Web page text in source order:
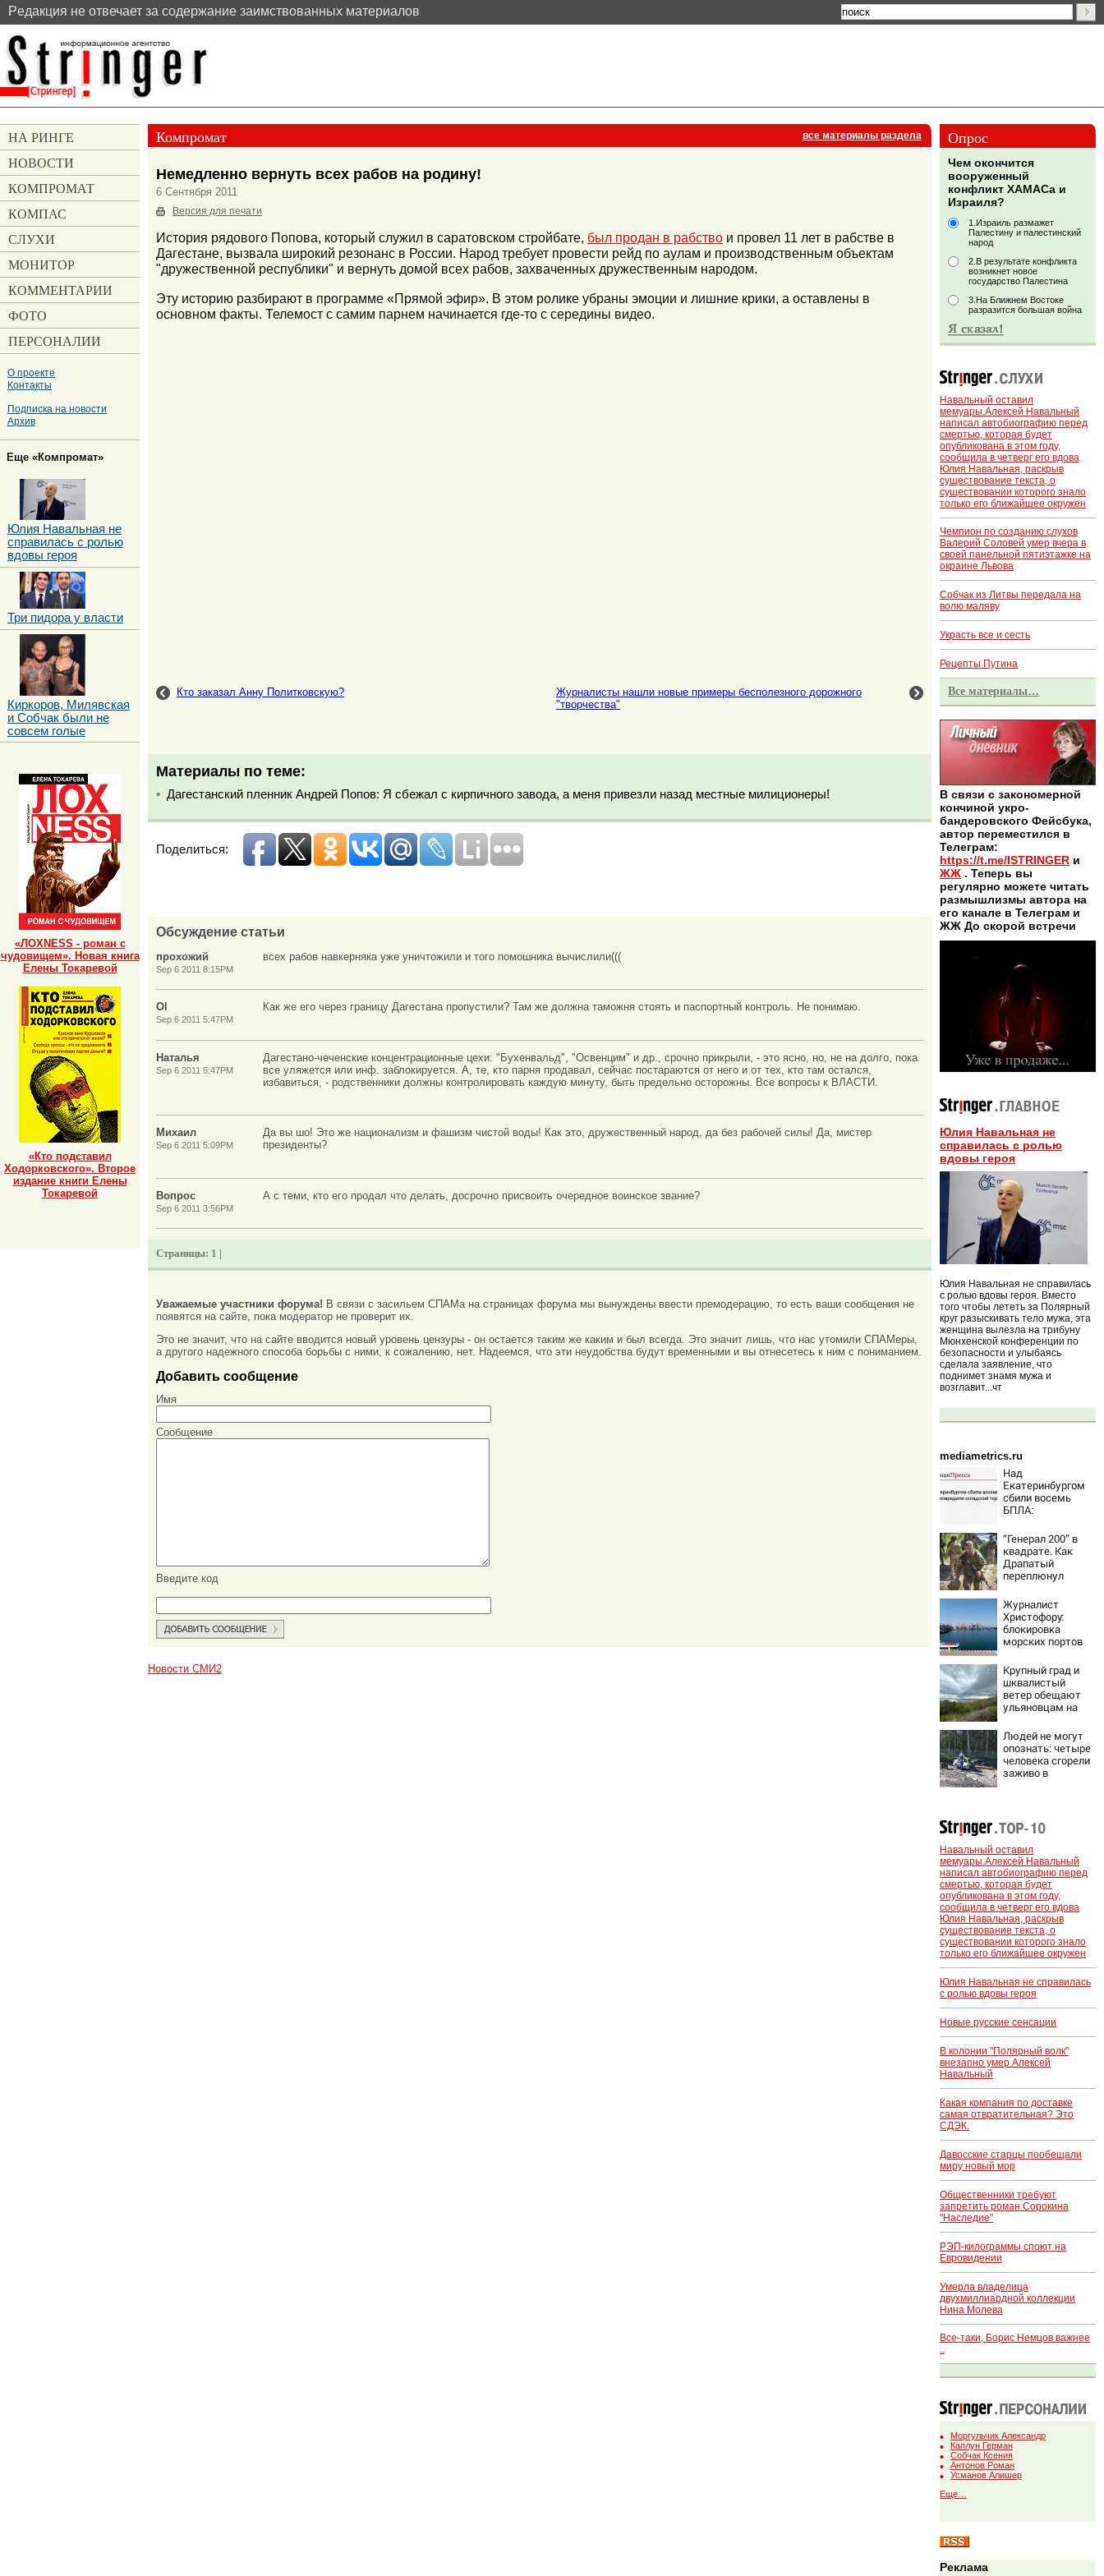
Pедакция не отвечает за содержание заимствованных материалов
Компромат все материалы раздела
Немедленно вернуть всех рабов на родину!
6 Сентября 2011
Версия для печати
История рядового Попова, который служил в саратовском стройбате, был продан в рабство и провел 11 лет в рабстве в
Дагестане, вызвала широкий резонанс в России. Народ требует провести рейд по аулам и производственным объектам
"дружественной республики" и вернуть домой всех рабов, захваченных дружественным народом.
Эту историю разбирают в программе «Прямой эфир». В этом ролике убраны эмоции и лишние крики, а оставлены в
основном факты. Телемост с самим парнем начинается где-то с середины видео.
Кто заказал Анну Политковскую?
Журналисты нашли новые примеры бесполезного дорожного
"творчества"
Материалы по теме:
Дагестанский пленник Андрей Попов: Я сбежал с кирпичного завода, а меня привезли назад местные милиционеры!
Поделиться:
Обсуждение статьи
прохожий
Sep 6 2011 8:15PM
всех рабов навкерняка уже уничтожили и того помошника вычислили(((
Ol
Sep 6 2011 5:47PM
Как же его через границу Дагестана пропустили? Там же должна таможня стоять и паспортный контроль. Не понимаю.
Наталья
Sep 6 2011 5:47PM
Дагестано-чеченские концентрационные цехи: "Бухенвальд", "Освенцим" и др., срочно прикрыли, - это ясно, но, не на долго, пока
все уляжется или инф. заблокируется. А, те, кто парня продавал, сейчас постараются от него и от тех, кто там остался,
избавиться, - родственники должны контролировать каждую минуту, быть предельно осторожны. Все вопросы к ВЛАСТИ.
Михаил
Sep 6 2011 5:09PM
Да вы шо! Это же национализм и фашизм чистой воды! Как это, дружественный народ, да без рабочей силы! Да, мистер
президенты?
Вопрос
Sep 6 2011 3:56PM
А с теми, кто его продал что делать, досрочно присвоить очередное воинское звание?
Страницы: 1 |
Уважаемые участники форума! В связи с засильем СПАМа на страницах форума мы вынуждены ввести премодерацию, то есть ваши сообщения не
появятся на сайте, пока модератор не проверит их.
Это не значит, что на сайте вводится новый уровень цензуры - он остается таким же каким и был всегда. Это значит лишь, что нас утомили СПАМеры,
а другого надежного способа борьбы с ними, к сожалению, нет. Надеемся, что эти неудобства будут временными и вы отнесетесь к ним с пониманием.
Добавить сообщение
Имя
Сообщение
Введите код
Новости СМИ2
Опрос
Чем окончится
вооруженный
конфликт ХАМАСа и
Израиля?
1.Израиль размажет
Палестину и палестинский
народ
2.В результате конфликта
возникнет новое
государство Палестина
3.На Ближнем Востоке
разразится большая война
Навальный оставил
мемуары.Алексей Навальный
написал автобиографию перед
смертью, которая будет
опубликована в этом году,
сообщила в четверг его вдова
Юлия Навальная, раскрыв
существование текста, о
существовании которого знало
только его ближайшее окружен
Чемпион по созданию слухов
Валерий Соловей умер вчера в
своей панельной пятиэтажке на
окраине Львова
Собчак из Литвы передала на
волю маляву
Украсть все и сесть
Рецепты Путина
Все материалы…
В связи с закономерной
кончиной укро-
бандеровского Фейсбука,
автор переместился в
Телеграм:
https://t.me/ISTRINGER и
ЖЖ . Теперь вы
регулярно можете читать
размышлизмы автора на
его канале в Телеграм и
ЖЖ До скорой встречи
Юлия Навальная не
справилась с ролью
вдовы героя
Юлия Навальная не справилась
с ролью вдовы героя. Вместо
того чтобы лететь за Полярный
круг разыскивать тело мужа, эта
женщина вылезла на трибуну
Мюнхенской конференции по
безопасности и улыбаясь
сделала заявление, что
поднимет знамя мужа и
возглавит...чт
mediametrics.ru
Над
Екатеринбургом
сбили восемь
БПЛА:
800 сотрудников
Wildberries
“Генерал 200” в
квадрате. Как
Драпатый
переплюнул
Журналист
Христофору:
блокировка
морских портов
для Украины
Крупный град и
шквалистый
ветер обещают
ульяновцам на
Людей не могут
опознать: четыре
человека сгорели
заживо в
Новости
Навальный оставил
мемуары.Алексей Навальный
написал автобиографию перед
смертью, которая будет
опубликована в этом году,
сообщила в четверг его вдова
Юлия Навальная, раскрыв
существование текста, о
существовании которого знало
только его ближайшее окружен
Юлия Навальная не справилась
с ролью вдовы героя
Новые русские сенсации
В колонии "Полярный волк"
внезапно умер Алексей
Навальный
Какая компания по доставке
самая отвратительная? Это
СДЭК.
Давосские старцы пообещали
миру новый мор
Общественники требуют
запретить роман Сорокина
"Наследие"
РЭП-килограммы споют на
Евровидении
Умерла владелица
двухмиллиардной коллекции
Нина Молева
Все-таки, Борис Немцов важнее
..
Моргульчик Александр
Каплун Герман
Собчак Ксения
Антонов Роман
Усманов Алишер
Еще…
Реклама
НА РИНГЕ
НОВОСТИ
КОМПРОМАТ
КОМПАС
СЛУХИ
МОНИТОР
КОММЕНТАРИИ
ФОТО
ПЕРСОНАЛИИ
О проекте
Контакты
Подписка на новости
Архив
Еще «Компромат»
Юлия Навальная не
справилась с ролью
вдовы героя
Три пидора у власти
Киркоров, Милявская
и Собчак были не
совсем голые
«ЛОХNESS - роман с
чудовищем». Новая книга
Елены Токаревой
«Кто подставил
Ходорковского». Второе
издание книги Елены
Токаревой